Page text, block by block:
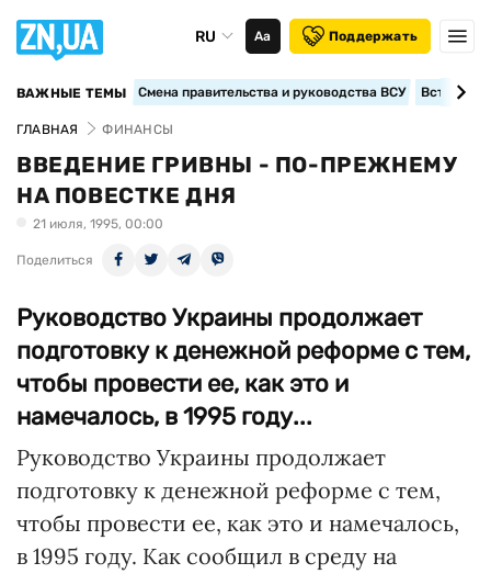
RU Аа Поддержать
ВАЖНЫЕ ТЕМЫ Смена правительства и руководства ВСУ
ГЛАВНАЯ ФИНАНСЫ
ВВЕДЕНИЕ ГРИВНЫ - ПО-ПРЕЖНЕМУ
НА ПОВЕСТКЕ ДНЯ
21 июля, 1995, 00:00
Поделиться
Руководство Украины продолжает
подготовку к денежной реформе с тем,
чтобы провести ее, как это и
намечалось, в 1995 году...
Руководство Украины продолжает
подготовку к денежной реформе с тем,
чтобы провести ее, как это и намечалось,
в 1995 году. Как сообщил в среду на